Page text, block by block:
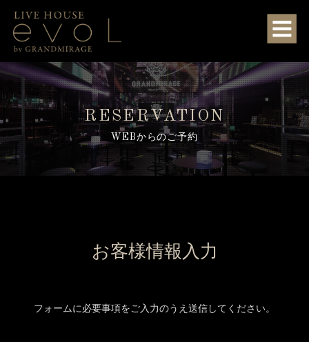
RESERVATION
WEBからのご予約
お客様情報入力
フォームに必要事項をご入力のうえ送信してください。